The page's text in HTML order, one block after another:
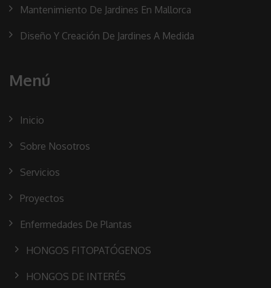
Mantenimiento De Jardines En Mallorca
Diseño Y Creación De Jardines A Medida
Menú
Inicio
Sobre Nosotros
Servicios
Proyectos
Enfermedades De Plantas
HONGOS FITOPATÓGENOS
HONGOS DE INTERÉS